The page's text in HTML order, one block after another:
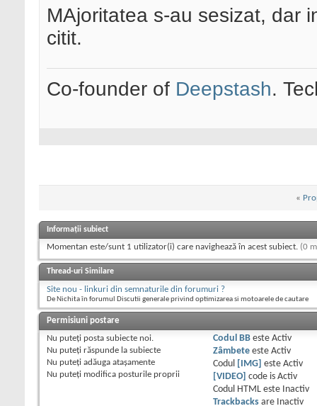
MAjoritatea s-au sesizat, dar
citit.
Co-founder of Deepstash.
«
Informații subiect
Momentan este/sunt 1 utilizator(i) care navighează în acest subiect. (0
Thread-uri Similare
Site nou - linkuri din semnaturile din forumuri ?
De Nichita în forumul Discutii generale privind optimizarea si motoarele de cautare
Permisiuni postare
Nu puteţi posta subiecte noi.
Nu puteţi răspunde la subiecte
Nu puteţi adăuga ataşamente
Nu puteţi modifica posturile proprii
Codul BBeste Activ
Zâmbeteeste Activ
Codul
[IMG] este Activ
[VIDEO]
code is Activ
Codul HTML este
Inactiv
Trackbacksare
Inactiv